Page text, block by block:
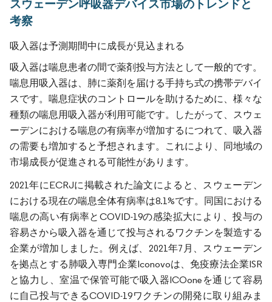
スウェーデン呼吸器デバイス市場のトレンドと
考察
吸入器は予測期間中に成長が見込まれる
吸入器は喘息患者の間で薬剤投与方法として一般的です。
喘息用吸入器は、肺に薬剤を届ける手持ち式の携帯デバイ
スです。喘息症状のコントロールを助けるために、様々な
種類の喘息用吸入器が利用可能です。したがって、スウェ
ーデンにおける喘息の有病率が増加するにつれて、吸入器
の需要も増加すると予想されます。これにより、同地域の
市場成長が促進される可能性があります。
2021年にECRJに掲載された論文によると、スウェーデン
における現在の喘息全体有病率は8.1%です。同国における
喘息の高い有病率とCOVID-19の感染拡大により、投与の
容易さから吸入器を通じて投与されるワクチンを製造する
企業が増加しました。例えば、2021年7月、スウェーデン
を拠点とする肺吸入専門企業Iconovoは、免疫療法企業ISR
と協力し、室温で保管可能で吸入器ICOoneを通じて容易
に自己投与できるCOVID-19ワクチンの開発に取り組みま